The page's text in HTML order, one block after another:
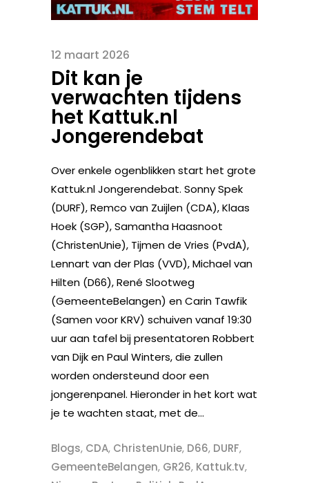
12 maart 2026
Dit kan je
verwachten tijdens
het Kattuk.nl
Jongerendebat
Over enkele ogenblikken start het grote
Kattuk.nl Jongerendebat. Sonny Spek
(DURF), Remco van Zuijlen (CDA), Klaas
Hoek (SGP), Samantha Haasnoot
(ChristenUnie), Tijmen de Vries (PvdA),
Lennart van der Plas (VVD), Michael van
Hilten (D66), René Slootweg
(GemeenteBelangen) en Carin Tawfik
(Samen voor KRV) schuiven vanaf 19:30
uur aan tafel bij presentatoren Robbert
van Dijk en Paul Winters, die zullen
worden ondersteund door een
jongerenpanel. Hieronder in het kort wat
je te wachten staat, met de...
Blogs, CDA, ChristenUnie, D66, DURF,
GemeenteBelangen, GR26, Kattuk.tv,